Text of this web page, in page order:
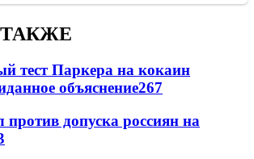
тест Паркера на кокаин
объяснение267
допуска россиян на